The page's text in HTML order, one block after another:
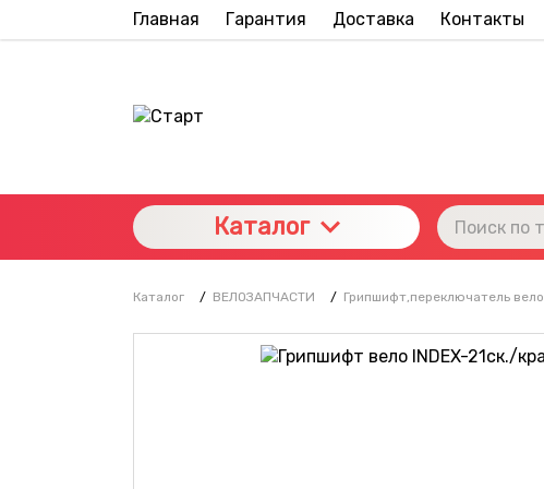
Главная Гарантия Доставка Контакты
Каталог
Каталог / ВЕЛОЗАПЧАСТИ / Грипшифт,переключатель вело